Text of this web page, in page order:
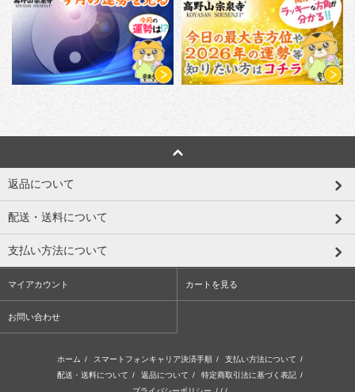
返品について
配送・送料について
支払い方法について
マイアカウント カートを見る
お問い合わせ
ホーム / スマートフォンキャリア決済手順 / 支払い方法について /
配送・送料について / 返品について / 特定商取引法に基づく表記 /